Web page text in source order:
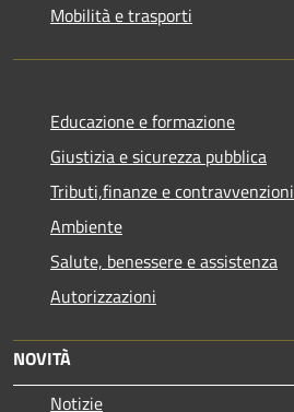
Mobilità e trasporti
Educazione e formazione
Giustizia e sicurezza pubblica
Tributi,finanze e contravvenzioni
Ambiente
Salute, benessere e assistenza
Autorizzazioni
NOVITÀ
Notizie